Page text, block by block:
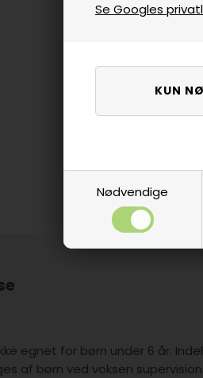
Se Googles
Nødvendige
egnet for børn under 6 år.
af børn ved voksen supervision.